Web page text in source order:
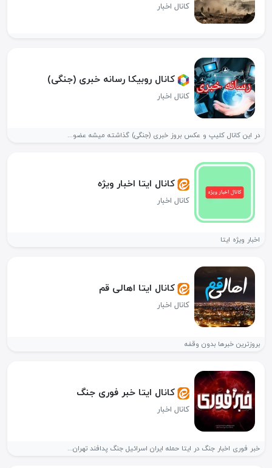
کانال اخبار
کانال روبیکا رسانه خبری (جنگی)
کانال اخبار
در این کانال کلیپ و عکس بروز خبری (جنگی) گذاشته میشه عضو...
کانال ایتا اخبار ویژه
کانال اخبار
اخبار ویژه ایتا
کانال ایتا اهالی قم
کانال اخبار
بروزترین خبرها بدون وقفه
کانال ایتا خبر فوری جنگ
کانال اخبار
خبر فوری اخبار جنگ در ایتا حمله ایران اسرائیل جنگ پدافند تهران...